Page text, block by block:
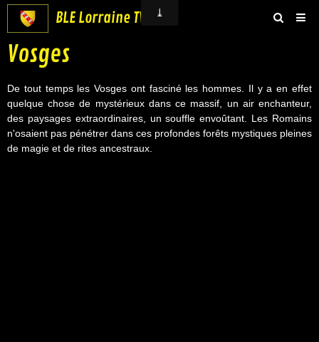
BLE Lorraine TV
Accueil
BLE Vidéos
Boutique
Vosges
De tout temps les Vosges ont fasciné les hommes. Il y a en effet
quelque chose de mystérieux dans ce massif, un air enchanteur,
des paysages extraordinaires, un souffle envoûtant. Les Romains
n'osaient pas pénétrer dans ces profondes forêts mystiques pleines
de magie et de rites ancestraux.